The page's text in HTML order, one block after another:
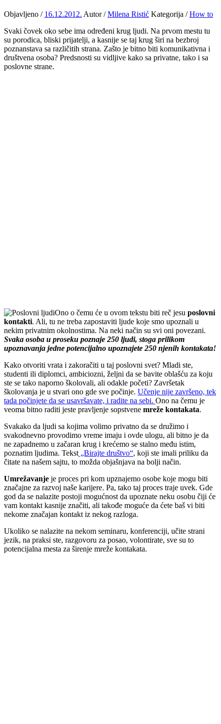
Objavljeno / 16.12.2012. Autor /Milena Ristić Kategorija /How to
Svaki čovek oko sebe ima određeni krug ljudi. Na prvom mestu tu
su porodica, bliski prijatelji, a kasnije se taj krug širi na bezbroj
poznanstava sa različitih strana. Zašto je bitno biti komunikativna i
društvena osoba? Predsnosti su vidljive kako sa privatne, tako i sa
poslovne strane.
Ono o čemu će u ovom tekstu biti reč jesu poslovni
kontakti. Ali, tu ne treba zapostaviti ljude koje smo upoznali u
nekim privatnim okolnostima. Na neki način su svi oni povezani.
Svaka osoba u proseku poznaje 250 ljudi, stoga prilikom
upoznavanja jedne potencijalno upoznajete 250 njenih kontakata!
Kako otvoriti vrata i zakoračiti u taj poslovni svet? Mladi ste,
studenti ili diplomci, ambiciozni, željni da se bavite oblašću za koju
ste se tako naporno školovali, ali odakle početi? Završetak
školovanja je u stvari ono gde sve počinje. Učenje nije završeno, tek
tada počinjete da se usavršavate, i radite na sebi. Ono na čemu je
veoma bitno raditi jeste pravljenje sopstvene mreže kontakata.
Svakako da ljudi sa kojima volimo privatno da se družimo i
svakodnevno provodimo vreme imaju i ovde ulogu, ali bitno je da
ne zapadnemo u začaran krug i krećemo se stalno među istim,
poznatim ljudima. Tekst „Birajte društvo“, koji ste imali priliku da
čitate na našem sajtu, to možda objašnjava na bolji način.
Umrežavanje je proces pri kom upznajemo osobe koje mogu biti
značajne za razvoj naše karijere. Pa, tako taj proces traje uvek. Gde
god da se nalazite postoji mogućnost da upoznate neku osobu čiji će
vam kontakt kasnije značiti, ali takođe moguće da ćete baš vi biti
nekome značajan kontakt iz nekog razloga.
Ukoliko se nalazite na nekom seminaru, konferenciji, učite strani
jezik, na praksi ste, razgovoru za posao, volontirate, sve su to
potencijalna mesta za širenje mreže kontakata.